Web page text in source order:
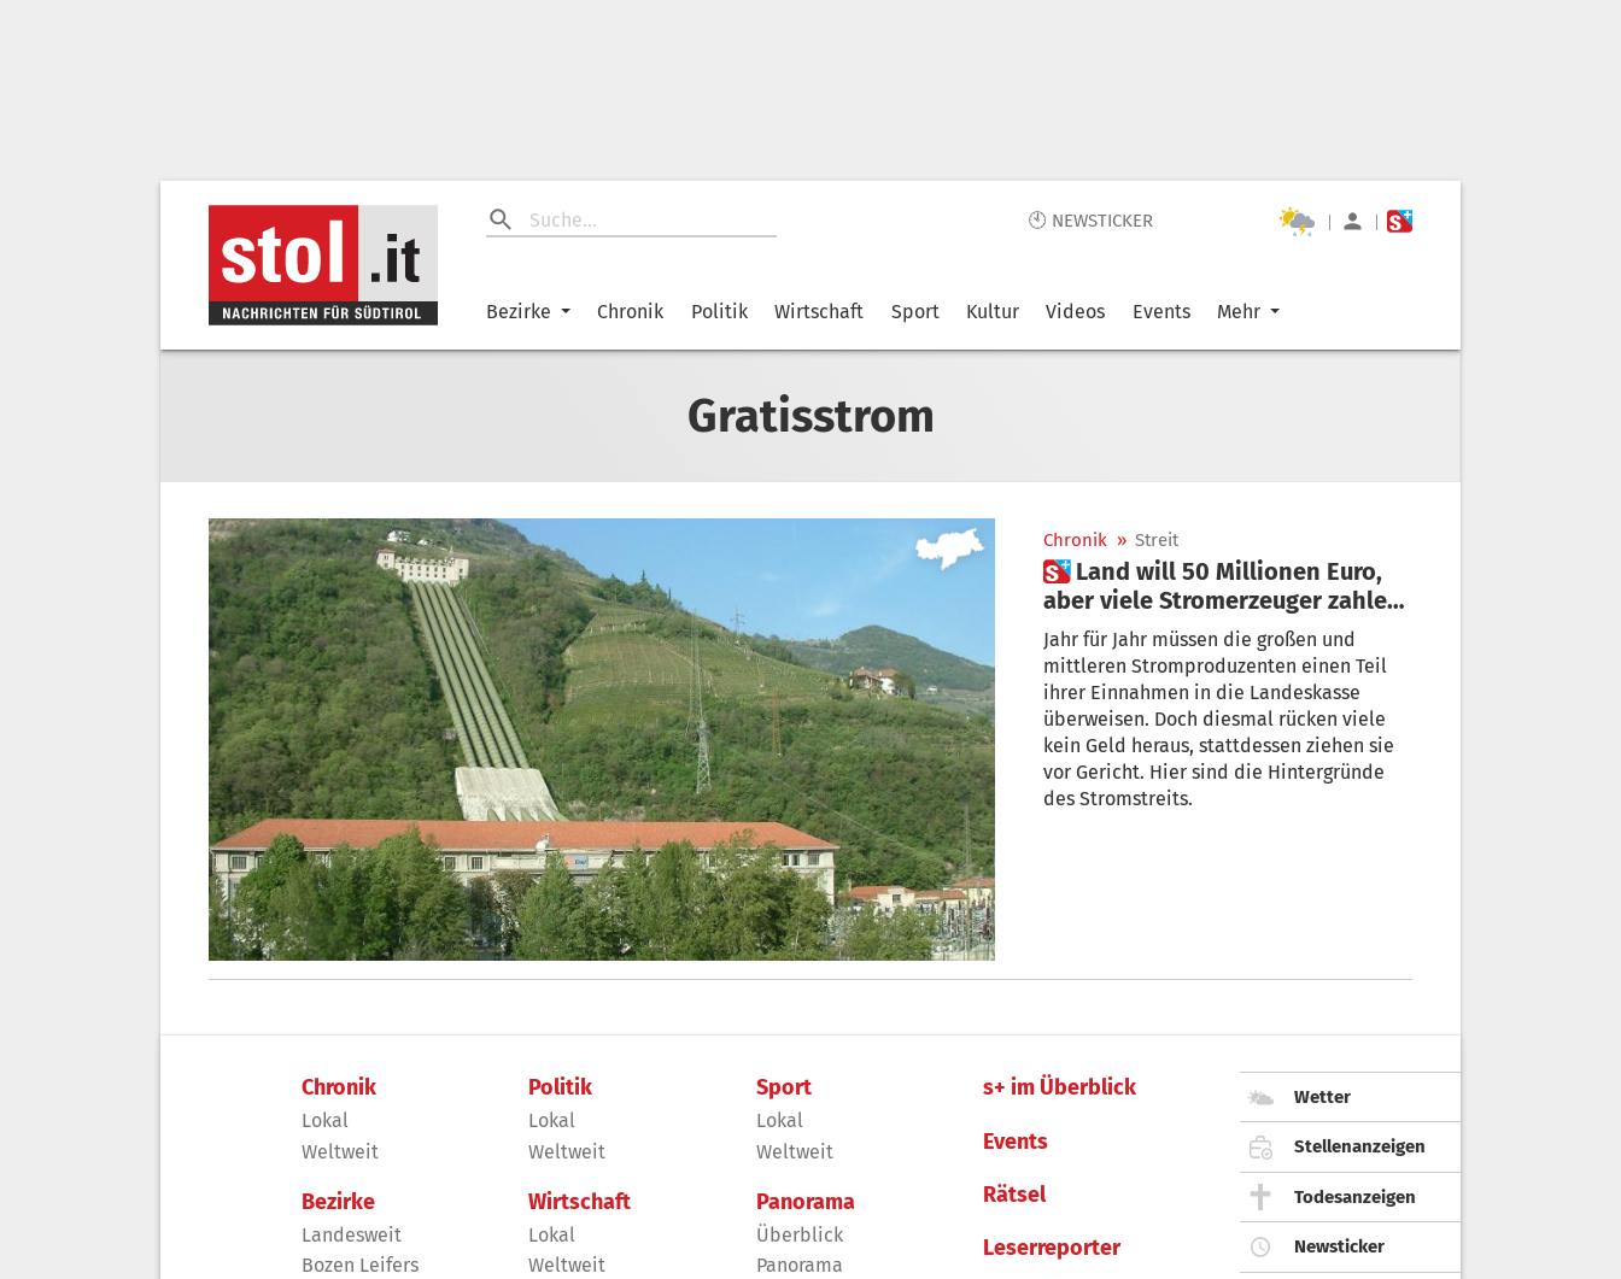
🕙 NEWSTICKER | |
Bezirke Chronik Politik Wirtschaft Sport Kultur Videos Events Mehr
Gratisstrom
Chronik » Streit
 Land will 50 Millionen Euro,
aber viele Stromerzeuger zahlen
nicht
Jahr für Jahr müssen die großen und
mittleren Stromproduzenten einen Teil
ihrer Einnahmen in die Landeskasse
überweisen. Doch diesmal rücken viele
kein Geld heraus, stattdessen ziehen sie
vor Gericht. Hier sind die Hintergründe
des Stromstreits.
Chronik
Lokal
Weltweit
Bezirke
Landesweit
Bozen Leifers
Politik
Lokal
Weltweit
Wirtschaft
Lokal
Weltweit
Sport
Lokal
Weltweit
Panorama
Überblick
Panorama
s+ im Überblick
Events
Rätsel
Leserreporter
Wetter
Stellenanzeigen
Todesanzeigen
Newsticker